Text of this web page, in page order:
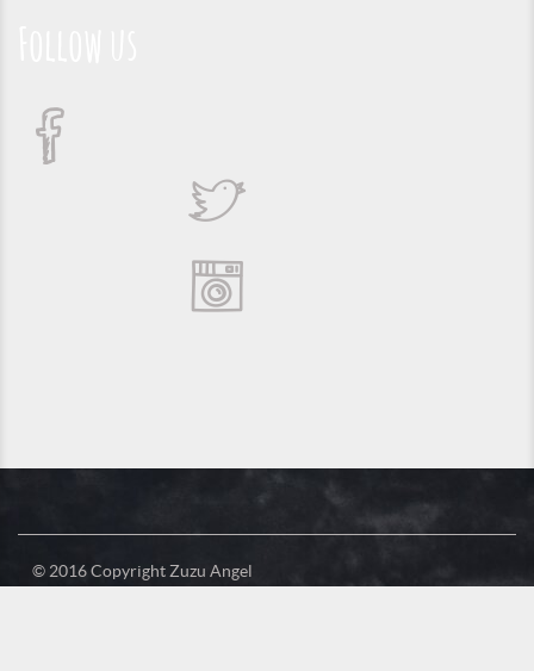
© 2016 Copyright Zuzu Angel